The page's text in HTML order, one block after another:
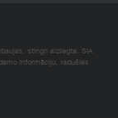
stingri aizliegta. SIA
informāciju, radušies